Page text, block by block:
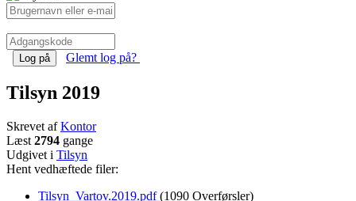
Log på Glemt log på?
Tilsyn 2019
Skrevet afKontor
Læst 2794 gange
Udgivet i Tilsyn
Hent vedhæftede filer:
Tilsyn_Vartov.2019.pdf(1090 Overførsler)